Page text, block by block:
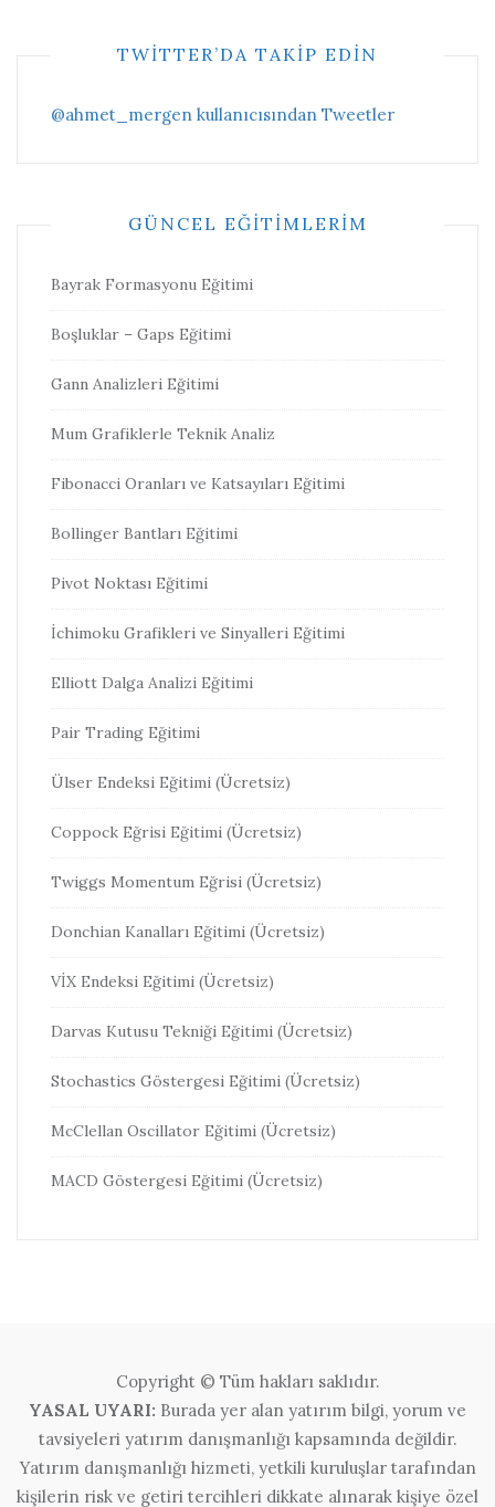
TWITTER’DA TAKIP EDIN
@ahmet_mergen kullanıcısından Tweetler
GÜNCEL EĞITIMLERIM
Bayrak Formasyonu Eğitimi
Boşluklar – Gaps Eğitimi
Gann Analizleri Eğitimi
Mum Grafiklerle Teknik Analiz
Fibonacci Oranları ve Katsayıları Eğitimi
Bollinger Bantları Eğitimi
Pivot Noktası Eğitimi
İchimoku Grafikleri ve Sinyalleri Eğitimi
Elliott Dalga Analizi Eğitimi
Pair Trading Eğitimi
Ülser Endeksi Eğitimi (Ücretsiz)
Coppock Eğrisi Eğitimi (Ücretsiz)
Twiggs Momentum Eğrisi (Ücretsiz)
Donchian Kanalları Eğitimi (Ücretsiz)
VİX Endeksi Eğitimi (Ücretsiz)
Darvas Kutusu Tekniği Eğitimi (Ücretsiz)
Stochastics Göstergesi Eğitimi (Ücretsiz)
McClellan Oscillator Eğitimi (Ücretsiz)
MACD Göstergesi Eğitimi (Ücretsiz)
Copyright © Tüm hakları saklıdır.
YASAL UYARI: Burada yer alan yatırım bilgi, yorum ve
tavsiyeleri yatırım danışmanlığı kapsamında değildir.
Yatırım danışmanlığı hizmeti, yetkili kuruluşlar tarafından
kişilerin risk ve getiri tercihleri dikkate alınarak kişiye özel